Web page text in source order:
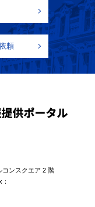
頼
ンスクエア 2 階